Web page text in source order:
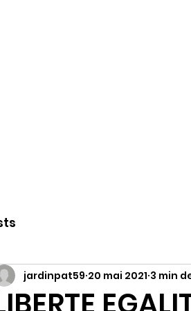
jardinpat59 20 mai 2021 3 min